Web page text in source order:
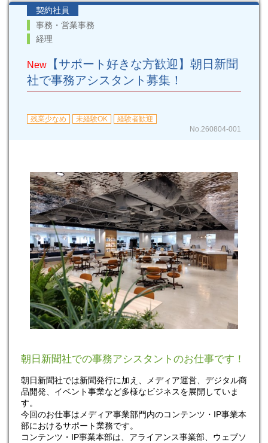
契約社員
事務・営業事務
経理
New
【サポート好きな方歓迎】朝日新聞
社で事務アシスタント募集！
残業少なめ 未経験OK
経験者歓迎
No.260804-001
朝日新聞社での事務アシスタントのお仕事です！
朝日新聞社では新聞発行に加え、メディア運営、デジタル商
品開発、イベント事業など多様なビジネスを展開していま
す。
今回のお仕事はメディア事業部門内のコンテンツ・IP事業本
部におけるサポート業務です。
コンテンツ・IP事業本部は、アライアンス事業部、ウェブソ